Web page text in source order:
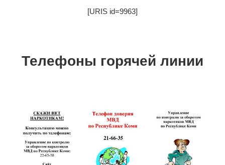
[URIS id=9963]
Телефоны горячей линии